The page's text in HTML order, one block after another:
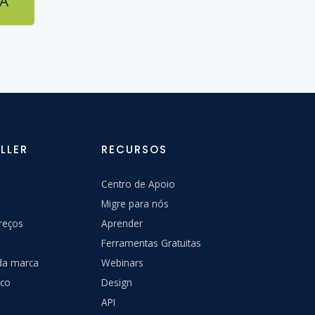
marca
RECURSOS
Centro de Apoio
Migre para nós
Aprender
Ferramentas Gratuitas
Webinars
Design
API